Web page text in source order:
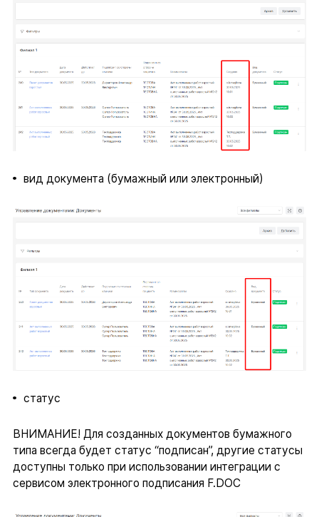
вид документа (бумажный или электронный)
статус
ВНИМАНИЕ! Для созданных документов бумажного
типа всегда будет статус “подписан”, другие статусы
доступны только при использовании интеграции с
сервисом электронного подписания F.DOC